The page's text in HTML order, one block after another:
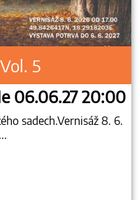
5
06.06.27 20:00
sadech.Vernisáž 8. 6.